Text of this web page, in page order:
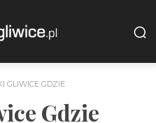
GLIWICE GDZIE
Gdzie